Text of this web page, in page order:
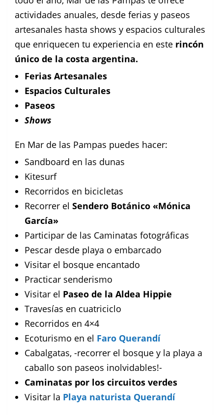
actividades anuales, desde ferias y paseos
artesanales hasta shows y espacios culturales
que enriquecen tu experiencia en este rincón
único de la costa argentina.
Ferias Artesanales
Espacios Culturales
Paseos
Shows
En Mar de las Pampas puedes hacer:
Sandboard en las dunas
Kitesurf
Recorridos en bicicletas
Recorrer el Sendero Botánico «Mónica
García»
Participar de las Caminatas fotográficas
Pescar desde playa o embarcado
Visitar el bosque encantado
Practicar senderismo
Visitar el Paseo de la Aldea Hippie
Travesías en cuatriciclo
Recorridos en 4×4
Ecoturismo en el Faro Querandí
Cabalgatas, -recorrer el bosque y la playa a
caballo son paseos inolvidables!-
Caminatas por los circuitos verdes
Visitar la Playa naturista Querandí